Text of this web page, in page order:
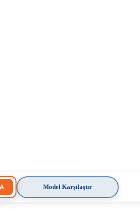
Model Karşılaştır